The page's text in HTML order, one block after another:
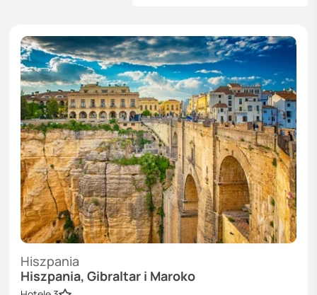
Hiszpania, Gibraltar i Maroko
Hiszpania